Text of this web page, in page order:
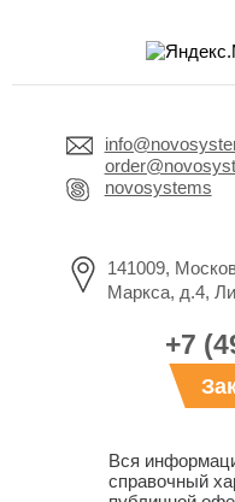
novosystems
141009,
Маркса, д.4,
+7
Вся
справочный